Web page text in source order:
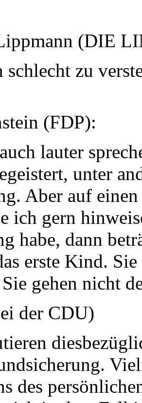
(DIE
schlecht zu
(FDP):
lauter
unter
Aber auf
ich gern
habe, dann
erste Kind.
gehen nicht
der CDU)
des